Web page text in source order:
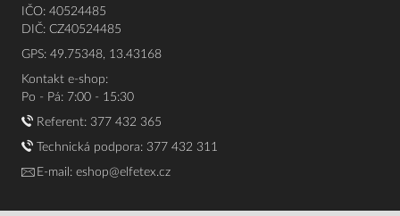
IČO: 40524485
DIČ: CZ40524485
GPS: 49.75348, 13.43168
Kontakt e-shop:
Po - Pá: 7:00 - 15:30
Referent: 377 432 365
Technická podpora: 377 432 311
E-mail: eshop@elfetex.cz